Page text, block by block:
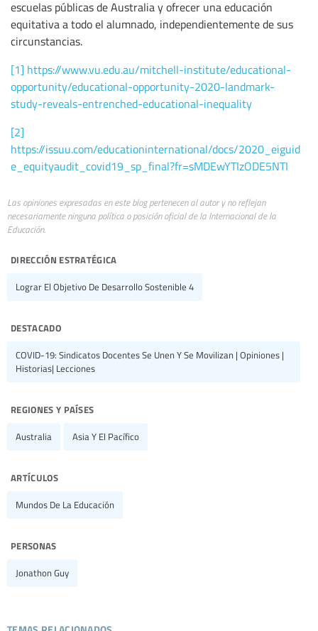
escuelas públicas de Australia y ofrecer una educación
equitativa a todo el alumnado, independientemente de sus
circunstancias.
[1] https://www.vu.edu.au/mitchell-institute/educational-
opportunity/educational-opportunity-2020-landmark-
study-reveals-entrenched-educational-inequality
[2]
https://issuu.com/educationinternational/docs/2020_eiguid
e_equityaudit_covid19_sp_final?fr=sMDEwYTIzODE5NTI
Las opiniones expresadas en este blog pertenecen al autor y no reflejan
necesariamente ninguna política o posición oficial de la Internacional de la
Educación.
dirección estratégica
Lograr El Objetivo De Desarrollo Sostenible 4
destacado
COVID-19: Sindicatos Docentes Se Unen Y Se Movilizan | Opiniones |
Historias| Lecciones
regiones y países
Australia Asia Y El Pacífico
artículos
Mundos De La Educación
personas
Jonathon Guy
temas relacionados